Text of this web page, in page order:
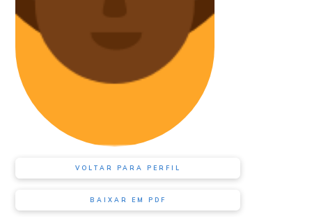
VOLTAR PARA PERFIL
BAIXAR EM PDF